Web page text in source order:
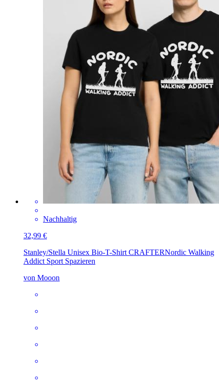
Nachhaltig
32,99 €
Stanley/Stella Unisex Bio-T-Shirt CRAFTERNordic Walking
Addict Sport Spazieren
von Mooon